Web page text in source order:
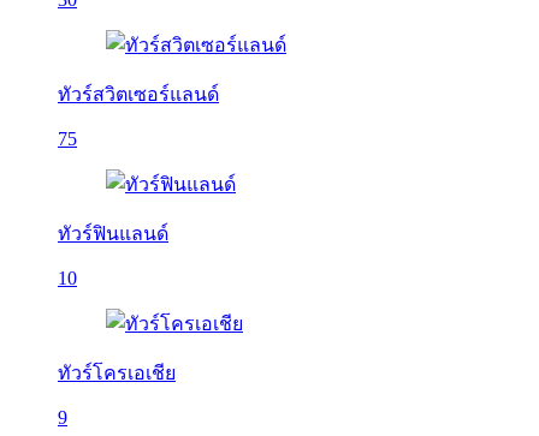
ทัวร์สวิตเซอร์แลนด์
75
ทัวร์ฟินแลนด์
10
ทัวร์โครเอเชีย
9